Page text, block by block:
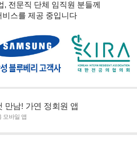
, 전문직 단체 임직원 분들께
비스를 제공 중입니다
만남! 가연 정회원 앱
모바일 앱